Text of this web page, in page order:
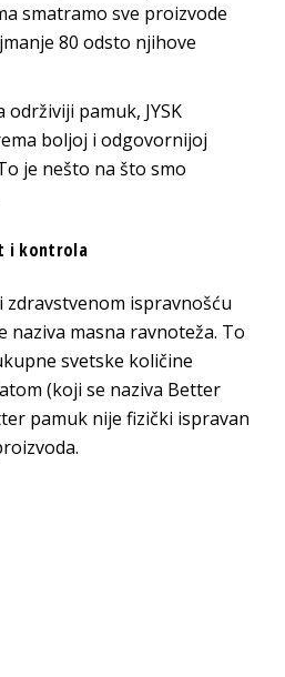
smatramo sve proizvode
80 odsto njihove
održiviji pamuk, JYSK
boljoj i odgovornijoj
je nešto na što smo
i kontrola
ispravnošću
naziva masna ravnoteža. To
svetske količine
(koji se naziva Better
pamuk nije fizički ispravan